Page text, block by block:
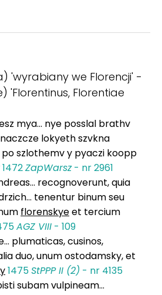
'wyrabiany we Florencji' -
'Florentinus, Florentiae
mya... nye posslal brathv
lokyeth szvkna
po szlothemv y pyaczi koopp
1472ZapWarsz- nr 2961
recognoverunt, quia
tenentur binum seu
florenskyeet tercium
AGZ VIII - 109
plumaticas, cusinos,
duo, unum ostodamsky, et
1475StPPP II (2) - nr 4135
subam vulpineam...